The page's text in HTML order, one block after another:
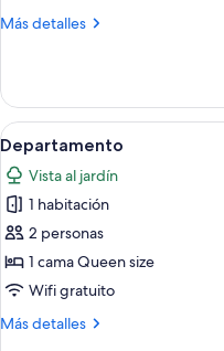
habitaciones
Más detalles
Más
estándar,
habitaciones
Ver
todas
las
fotos
de
Departamento
6
Departamento
Vista al jardín
1 habitación
2 personas
1 cama Queen size
Wifi gratuito
Más detalles
Más